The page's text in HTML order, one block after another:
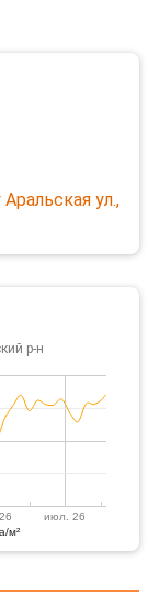
ул.,
р-н
м²
июл. 26